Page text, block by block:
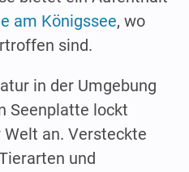
am Königssee, wo
sind.
in der Umgebung
Seenplatte lockt
an. Versteckte
und